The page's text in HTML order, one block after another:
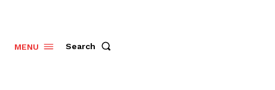
MENU Search